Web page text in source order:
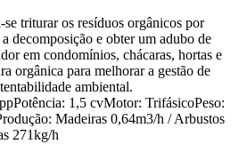
triturar os resíduos orgânicos por
decomposição e obter um adubo de
em condomínios, chácaras, hortas e
orgânica para melhorar a gestão de
ambiental.
1,5 cvMotor: TrifásicoPeso:
Madeiras 0,64m3/h / Arbustos
271kg/h